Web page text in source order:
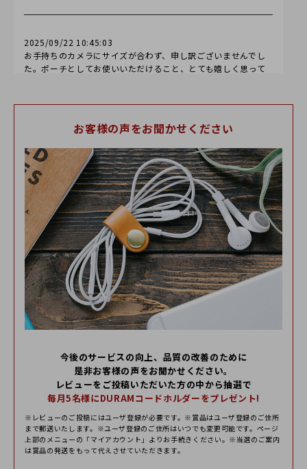
2025/09/22 10:45:03
お手持ちのカメラにサイズが合わず、申し訳ございませんでし
た。ポーチとしてお使いいただけること、とても嬉しく思って
す。大変貴重なご意見もいただき誠にありがとうございまし
Alcaniz
60代以上
男性
2022/09/29 07:36:50
手ぶらでの通勤、外出がしたくてDURAMさんのミニマルポ
ーチ(ベルトストラップ付)を購入しました。iPhonSE2、2
つ折り財布、小銭入れ、財布に入りきれないカード類は内
側ポケットへ入れて、全て余裕で収納出来ました。予想以
上に使いやすいポーチです。実はコンパクト2つ折り財布、
チを使いだして歩くのが以前にも増して楽しくなりまし
た。また、革製品の経年での変化も楽しんで、大事にメン
テしながら使っていこうと思います。
2022/09/30 15:04:12
使用感の詳細をご記入いただき誠にありがとうございます！使
お客様の声をお聞かせください
今後のサービスの向上、品質の改善のために
是⾮お客様の声をお聞かせください。
レビューをご投稿いただいた⽅の中から抽選で
毎⽉5名様にDURAMコードホルダーをプレゼント!
※レビューのご投稿にはユーザ登録が必要です。※賞品はユーザ登録のご住所
まで郵送いたします。※ユーザ登録のご住所はいつでも変更可能です。ページ
上部のメニューの「マイアカウント」よりお⼿続きください。※当選のご案内
は賞品の発送をもって代えさせていただきます。